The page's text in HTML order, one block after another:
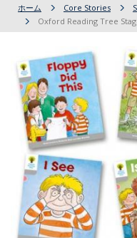
ホーム Core Stories
Oxford Reading Tree